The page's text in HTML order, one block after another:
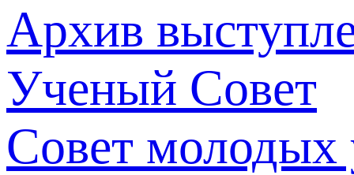
Архив
Ученый Совет
Совет молодых